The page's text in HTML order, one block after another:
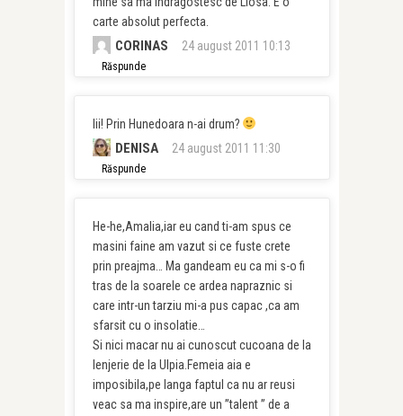
carte absolut perfecta.
CORINAS 24 august 2011 10:13
Răspunde
Iii! Prin Hunedoara n-ai drum?
DENISA 24 august 2011 11:30
Răspunde
He-he,Amalia,iar eu cand ti-am spus ce
masini faine am vazut si ce fuste crete
prin preajma… Ma gandeam eu ca mi s-o fi
tras de la soarele ce ardea napraznic si
care intr-un tarziu mi-a pus capac ,ca am
sfarsit cu o insolatie…
Si nici macar nu ai cunoscut cucoana de la
lenjerie de la Ulpia.Femeia aia e
imposibila,pe langa faptul ca nu ar reusi
veac sa ma inspire,are un ”talent ” de a